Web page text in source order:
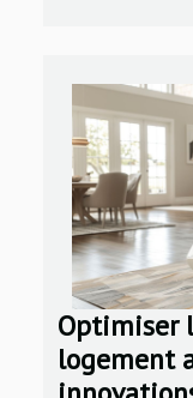
Optimiser
logement